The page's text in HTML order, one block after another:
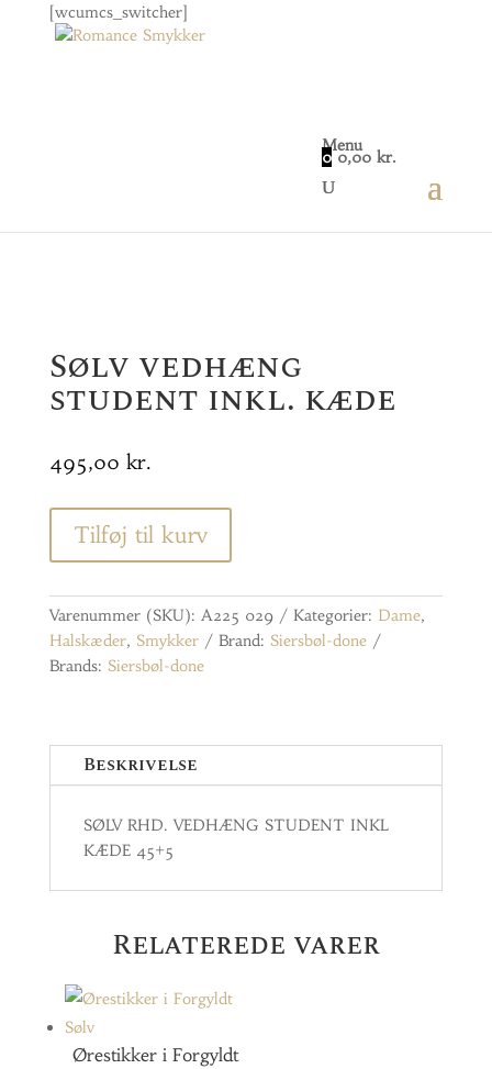
[wcumcs_switcher]
Menu
0 0,00kr.
/ Sølv vedhæng student
Sølv vedhæng
student inkl. kæde
495,00 kr.
Tilføj til kurv
Varenummer (SKU): A225 029 Kategorier: Dame,
Halskæder, Smykker Brand: Siersbøl-done
Brands: Siersbøl-done
Beskrivelse
SØLV RHD. VEDHÆNG STUDENT INKL
KÆDE 45+5
Relaterede varer
Ørestikker i Forgyldt